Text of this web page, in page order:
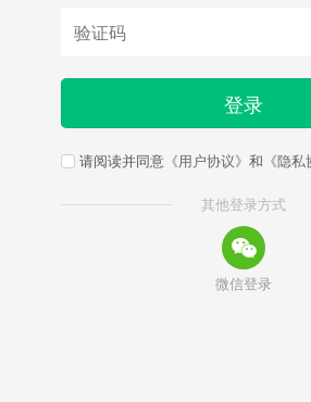
登录
请阅读并同意 《用户协议》 和 《隐私
其他登录方式
微信登录